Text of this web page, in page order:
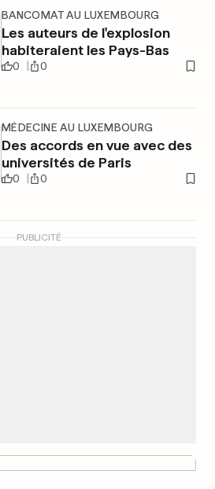
BANCOMAT AU LUXEMBOURG
Les auteurs de l'explosion
habiteraient les Pays-Bas
0 0
MÉDECINE AU LUXEMBOURG
Des accords en vue avec des
universités de Paris
0 0
PUBLICITÉ